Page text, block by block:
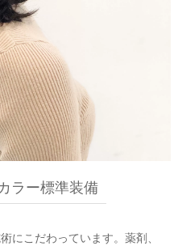
ラー標準装備
にこだわっています。薬剤、